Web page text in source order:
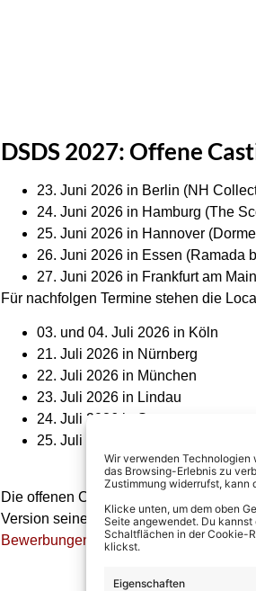
Wir verwenden Technologien
das Browsing-Erlebnis zu
Zustimmung widerrufst, kann
Klicke unten, um dem oben
Seite angewendet. Du
Schaltflächen in der Cookie-
klickst.
Eigenschaften
DSDS 2027: Offene
23. Juni 2026 in Berlin (NH
24. Juni 2026 in Hamburg (The
25. Juni 2026 in Hannover
26. Juni 2026 in Essen (Ramada
27. Juni 2026 in Frankfurt am
Für nachfolgen Termine stehen die
03. und 04. Juli 2026 in Köln
21. Juli 2026 in Nürnberg
22. Juli 2026 in München
23. Juli 2026 in Lindau
24. Juli 2026 in Stuttgart
25. Juli 2026 in Mannheim
Die offenen Castings finden jeweils
Version seiner vorbereiteten Songs auf
Bewerbungen sind DIREKT HIER